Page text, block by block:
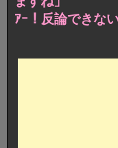
ｱｰ！反論できな